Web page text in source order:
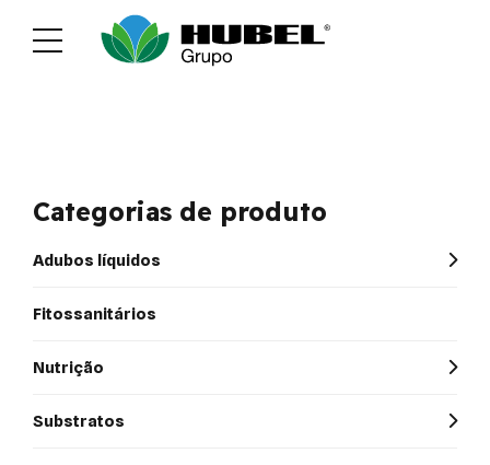
Categorias de produto
Adubos líquidos
Fitossanitários
Nutrição
Substratos